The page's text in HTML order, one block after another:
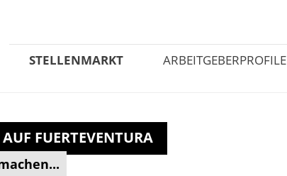
STELLENMARKT ARBEITGEBERPROFILE
FUERTEVENTURA